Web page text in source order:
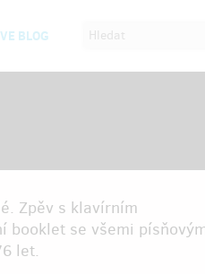
BLOG
Zpěv s klavírním
booklet se všemi
let.